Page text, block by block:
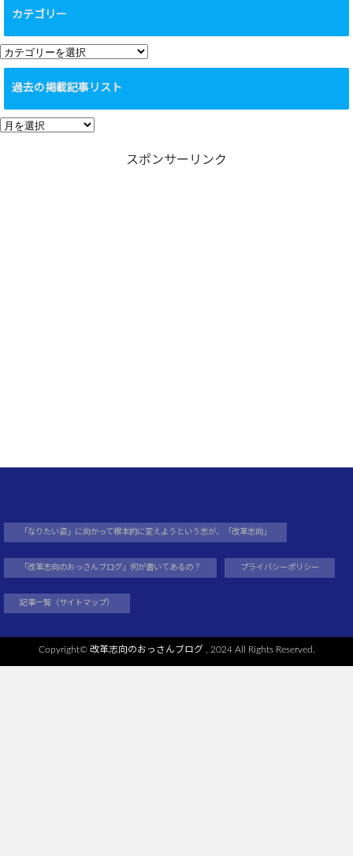
カテゴリー
カ
テ
リ
ー
過去の掲載記事リスト
過
スポンサーリンク
「なりたい姿」に向かって根本的に変えようという志が、「改革志向」
「改革志向のおっさんブログ」何が書いてあるの？ プライバシーポリシー
記事一覧（サイトマップ）
Copyright© 改革志向のおっさんブログ, 2024 All Rights Reserved.